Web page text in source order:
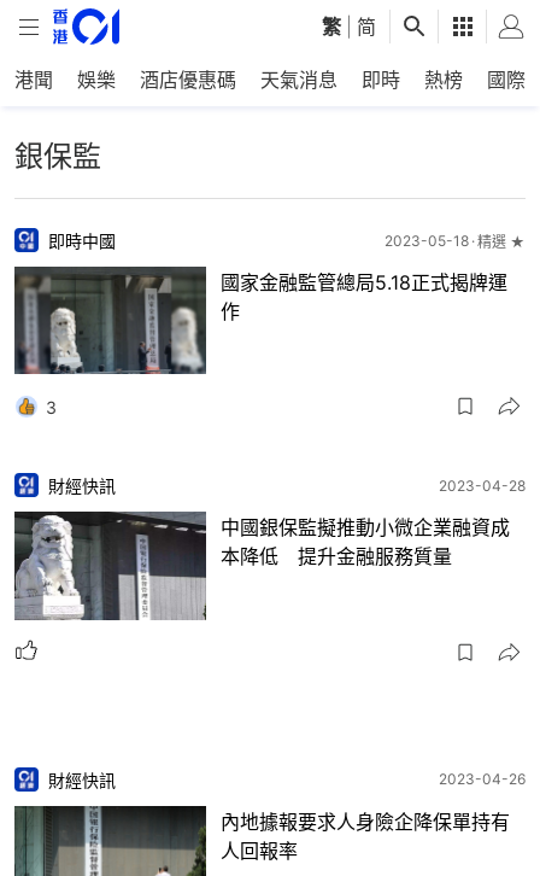
繁 简
港聞 娛樂 酒店優惠碼 天氣消息 即時 熱榜 國際
銀保監
即時中國 2023-05-18 精選 ★
國家金融監管總局5.18正式揭牌運
作
3
財經快訊 2023-04-28
中國銀保監擬推動小微企業融資成
本降低 提升金融服務質量
財經快訊 2023-04-26
內地據報要求人身險企降保單持有
人回報率